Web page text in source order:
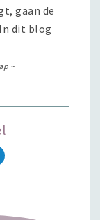
gaan de
dit blog
~